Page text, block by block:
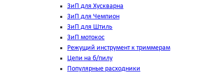
ЗиП для Хускварна
ЗиП для Чемпион
ЗиП для Штиль
ЗиП мотокос
Режущий инструмент к триммерам
Цепи на б/пилу
Популярные расходники